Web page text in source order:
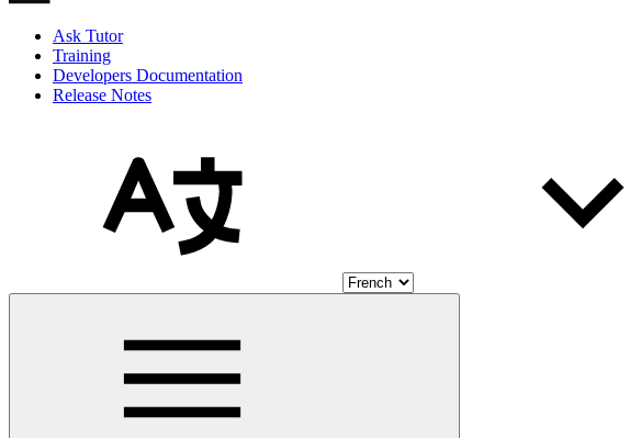
Ask Tutor
Training
Developers Documentation
Release Notes